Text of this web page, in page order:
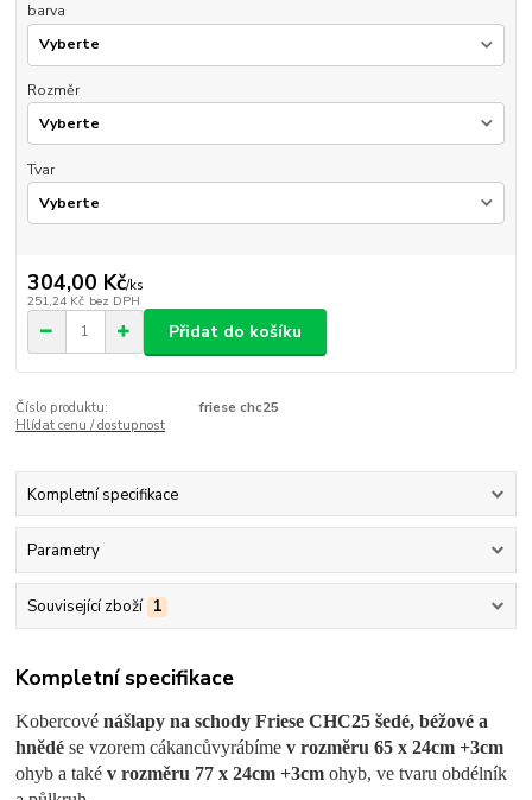
barva
Rozměr
Tvar
304,00 Kč/ks
251,24 Kč bez DPH
Přidat do košíku
Číslo produktu:
friese chc25
Hlídat cenu / dostupnost
Kompletní specifikace
Parametry
Související zboží 1
Kompletní specifikace
Kobercovénášlapy na schody Friese CHC25 šedé, béžové a
hnědé se vzorem cákancůvyrábímev rozměru 65 x 24cm +3cm
ohyb a takév rozměru 77 x 24cm +3cm ohyb, ve tvaru obdélník